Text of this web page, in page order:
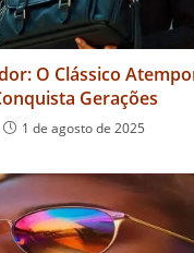
O Clássico
Gerações
1 de agosto de 2025